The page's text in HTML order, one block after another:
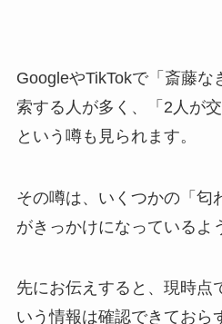
GoogleやTikTokで「斎藤
索する人が多く、「2人が
という噂も見られます。
その噂は、いくつかの「匂
がきっかけになっているよ
先にお伝えすると、現時点
いう情報は確認できておら